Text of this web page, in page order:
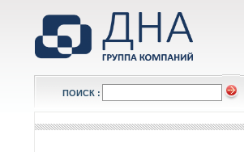
ПОИСК :